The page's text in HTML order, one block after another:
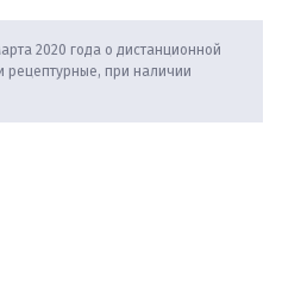
2020 года о дистанционной
рецептурные, при наличии